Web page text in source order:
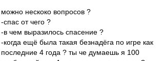
можно нескоко вопросов ?
-спас от чего ?
-в чем выразилось спасение ?
-когда ещё была такая безнадёга по игре как
последние 4 года ? ты че думаешь я 100